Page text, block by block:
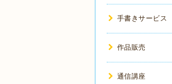
手書きサービス
作品販売
通信講座